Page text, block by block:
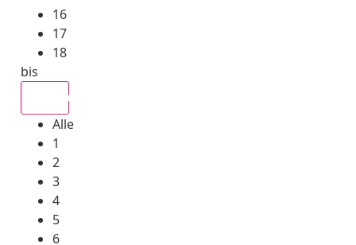
16
17
18
bis
Alle
1
2
3
4
5
6